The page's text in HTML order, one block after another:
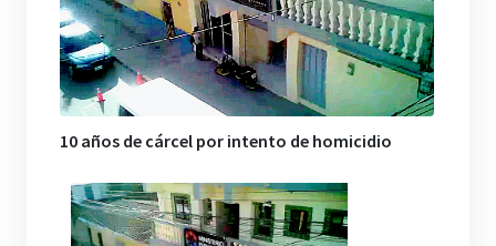
10 años de cárcel por intento de homicidio